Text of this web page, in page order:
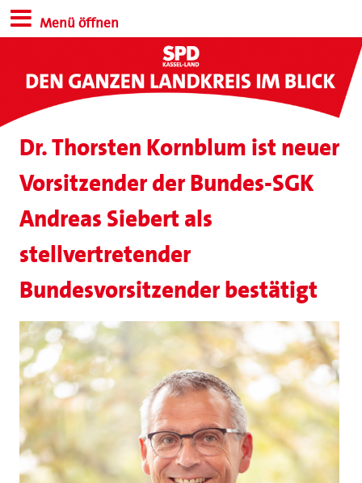
Menü öffnen
Dr. Thorsten Kornblum ist neuer
Vorsitzender der Bundes-SGK
Andreas Siebert als
stellvertretender
Bundesvorsitzender bestätigt